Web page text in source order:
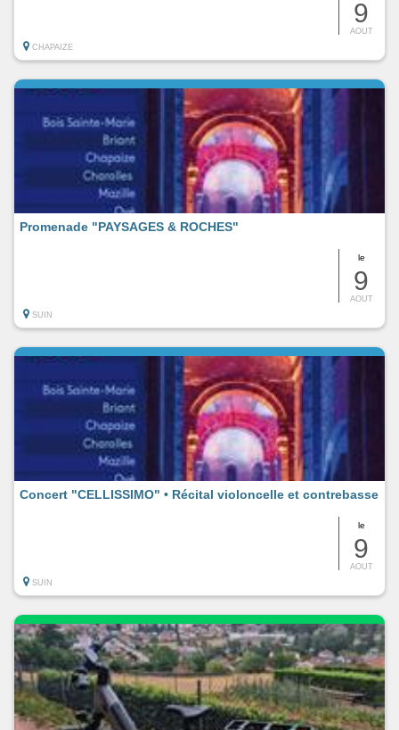
9
AOUT
CHAPAIZE
le
9
AOUT
Promenade "PAYSAGES & ROCHES"
SUIN
le
9
AOUT
Concert "CELLISSIMO" • Récital violoncelle et contrebasse
SUIN